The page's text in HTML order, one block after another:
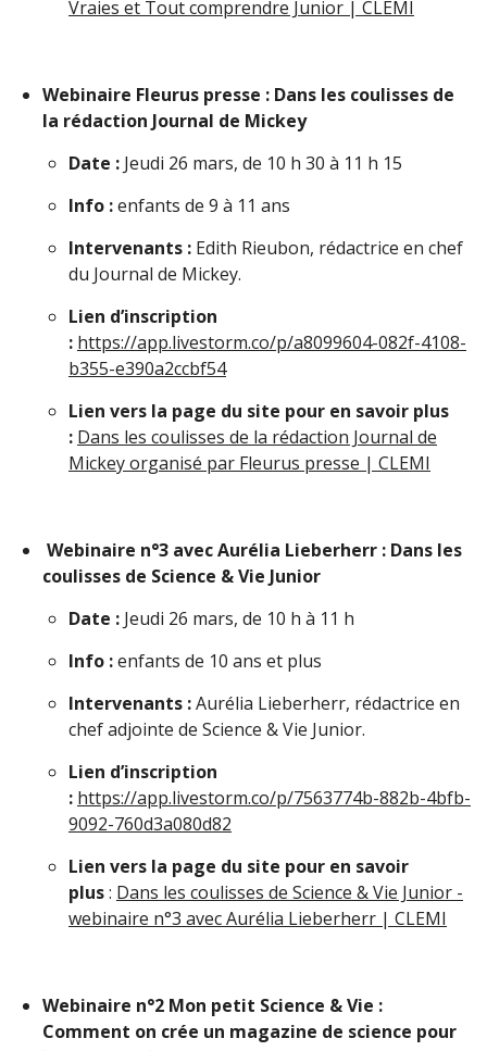
Vraies et Tout comprendre Junior | CLEMI
Webinaire Fleurus presse : Dans les coulisses de
la rédaction Journal de Mickey
Date : Jeudi 26 mars, de 10 h 30 à 11 h 15
Info :enfants de 9 à 11 ans
Intervenants : Edith Rieubon, rédactrice en chef
du Journal de Mickey.
Lien d’inscription
: https://app.livestorm.co/p/a8099604-082f-4108-
b355-e390a2ccbf54
Lien vers la page du site pour en savoir plus
: Dans les coulisses de la rédaction Journal de
Mickey organisé par Fleurus presse | CLEMI
Webinaire n°3 avec Aurélia Lieberherr : Dans les
coulisses de Science & Vie Junior
Date : Jeudi 26 mars, de 10 h à 11 h
Info :enfants de 10 ans et plus
Intervenants :Aurélia Lieberherr, rédactrice en
chef adjointe de Science & Vie Junior.
Lien d’inscription
: https://app.livestorm.co/p/7563774b-882b-4bfb-
9092-760d3a080d82
Lien vers la page du site pour en savoir
plus: Dans les coulisses de Science & Vie Junior -
webinaire n°3 avec Aurélia Lieberherr | CLEMI
Webinaire n°2 Mon petit Science & Vie :
Comment on crée un magazine de science pour